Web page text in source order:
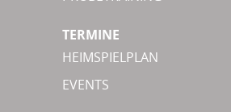
TERMINE
HEIMSPIELPLAN
EVENTS